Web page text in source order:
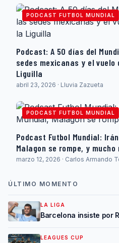
PODCAST FUTBOL MUNDIAL
Podcast: A 50 días del
sedes mexicanas y el
Liguilla
abril 23, 2026 · Lluvia Zazueta
PODCAST FUTBOL MUNDIAL
Podcast Futbol Mundial:
Malagon se rompe, y mucho
marzo 12, 2026 · Carlos Armando
ÚLTIMO MOMENTO
LA LIGA
Barcelona insiste por
LEAGUES CUP